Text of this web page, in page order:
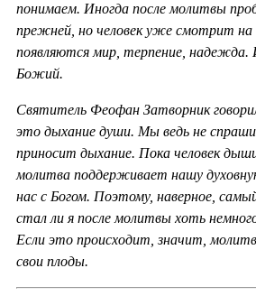
понимаем. Иногда после молитвы
прежней, но человек уже смотрит на
появляются мир, терпение,
Божий.
Святитель Феофан Затворник
это дыхание души. Мы ведь не
приносит дыхание. Пока человек
молитва поддерживает нашу
нас с Богом. Поэтому, наверное,
стал ли я после молитвы хоть
Если это происходит, значит,
свои плоды.